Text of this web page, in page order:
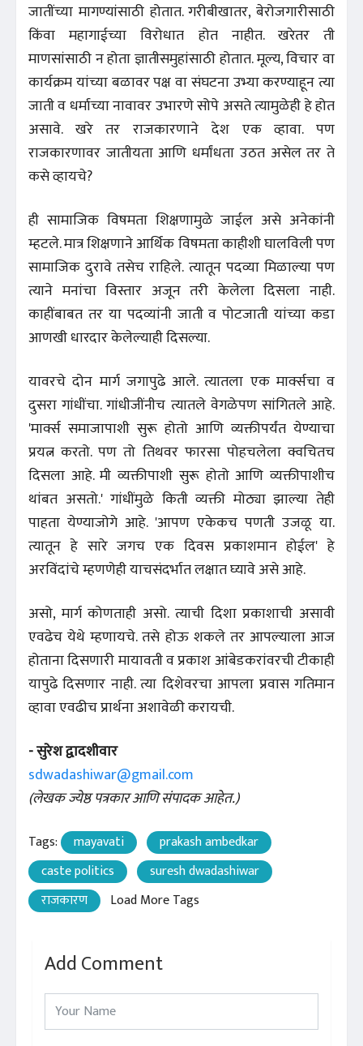
जातींच्या मागण्यांसाठी होतात. गरीबीखातर, बेरोजगारीसाठी
किंवा महागाईच्या विरोधात होत नाहीत. खरेतर ती
माणसांसाठी न होता ज्ञातीसमुहांसाठी होतात. मूल्य, विचार वा
कार्यक्रम यांच्या बळावर पक्ष वा संघटना उभ्या करण्याहून त्या
जाती व धर्माच्या नावावर उभारणे सोपे असते त्यामुळेही हे होत
असावे. खरे तर राजकारणाने देश एक व्हावा. पण
राजकारणावर जातीयता आणि धर्मांधता उठत असेल तर ते
कसे व्हायचे?
ही सामाजिक विषमता शिक्षणामुळे जाईल असे अनेकांनी
म्हटले. मात्र शिक्षणाने आर्थिक विषमता काहीशी घालविली पण
सामाजिक दुरावे तसेच राहिले. त्यातून पदव्या मिळाल्या पण
त्याने मनांचा विस्तार अजून तरी केलेला दिसला नाही.
काहींबाबत तर या पदव्यांनी जाती व पोटजाती यांच्या कडा
आणखी धारदार केलेल्याही दिसल्या.
यावरचे दोन मार्ग जगापुढे आले. त्यातला एक मार्क्सचा व
दुसरा गांधींचा. गांधीजींनीच त्यातले वेगळेपण सांगितले आहे.
'मार्क्स समाजापाशी सुरू होतो आणि व्यक्तीपर्यंत येण्याचा
प्रयत्न करतो. पण तो तिथवर फारसा पोहचलेला क्वचितच
दिसला आहे. मी व्यक्तीपाशी सुरू होतो आणि व्यक्तीपाशीच
थांबत असतो.' गांधींमुळे किती व्यक्ती मोठ्या झाल्या तेही
पाहता येण्याजोगे आहे. 'आपण एकेकच पणती उजळू या.
त्यातून हे सारे जगच एक दिवस प्रकाशमान होईल' हे
अरविंदांचे म्हणणेही याचसंदर्भात लक्षात घ्यावे असे आहे.
असो, मार्ग कोणताही असो. त्याची दिशा प्रकाशाची असावी
एवढेच येथे म्हणायचे. तसे होऊ शकले तर आपल्याला आज
होताना दिसणारी मायावती व प्रकाश आंबेडकरांवरची टीकाही
यापुढे दिसणार नाही. त्या दिशेवरचा आपला प्रवास गतिमान
व्हावा एवढीच प्रार्थना अशावेळी करायची.
- सुरेश द्वादशीवार
sdwadashiwar@gmail.com
(लेखक ज्येष्ठ पत्रकार आणि संपादक आहेत.)
Tags: mayavati
prakash ambedkar
caste politics
suresh dwadashiwar
राजकारण
Load More Tags
Add Comment